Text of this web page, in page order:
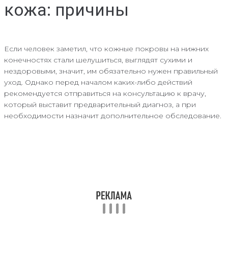
кожа: причины
Если человек заметил, что кожные покровы на нижних
конечностях стали шелушиться, выглядят сухими и
нездоровыми, значит, им обязательно нужен правильный
уход. Однако перед началом каких-либо действий
рекомендуется отправиться на консультацию к врачу,
который выставит предварительный диагноз, а при
необходимости назначит дополнительное обследование.